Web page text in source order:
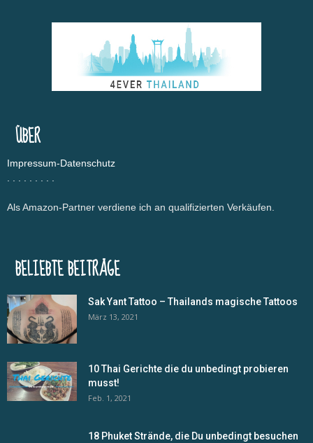
ÜBER
Impressum-Datenschutz
Als Amazon-Partner verdiene ich an qualifizierten Verkäufen.
BELIEBTE BEITRÄGE
Sak Yant Tattoo – Thailands magische Tattoos
März 13, 2021
10 Thai Gerichte die du unbedingt probieren
musst!
Feb. 1, 2021
18 Phuket Strände, die Du unbedingt besuchen